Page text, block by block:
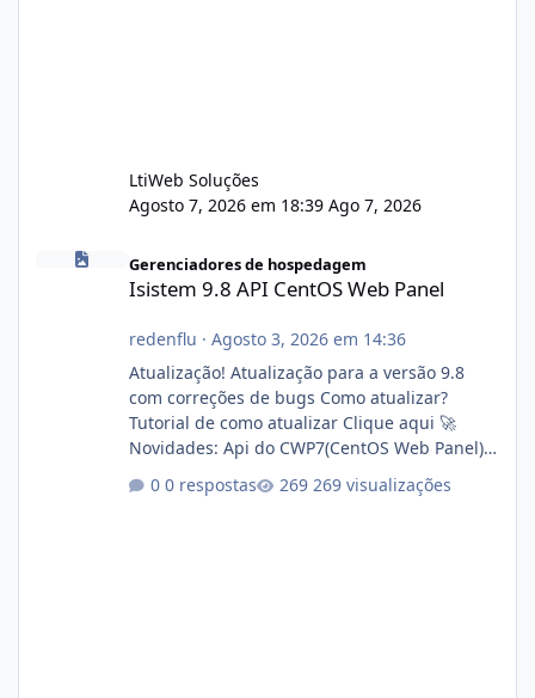
LtiWeb Soluções
Agosto 7, 2026 em 18:39 Ago 7, 2026
Gerenciadores de hospedagem
Isistem 9.8 API CentOS Web Panel
redenflu · Agosto 3, 2026 em 14:36
Atualização! Atualização para a versão 9.8
com correções de bugs Como atualizar?
Tutorial de como atualizar Clique aqui 🚀
Novidades: Api do CWP7(CentOS Web Panel)
autorizado a usasr o isistem:
0 respostas 269 visualizações